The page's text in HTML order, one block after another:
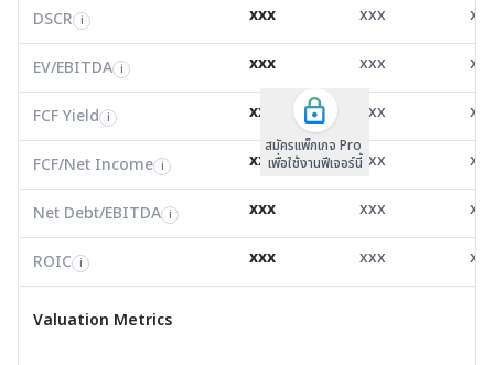
EV/EBITDA
FCF Yield i 14.82 46.06
FCF/Net Income
1.02 9.19
0.77 -0.45
ROIC i 17.65 9.86 -
DSCR i
Net Debt/EBITDA
ROIC i
DSCR i xxx xxx
EV/EBITDA i xxx xxx
FCF Yield i xxx xxx
FCF/Net Income i xxx xxx
Net Debt/EBITDA i xxx xxx
ROIC i xxx xxx
สมัครแพ็กเกจ Pro
เพื่อใช้งานฟีเจอร์นี้
Valuation Metrics